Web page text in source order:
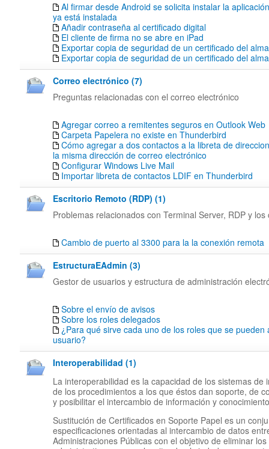
Al firmar desde Android se solicita instalar la
ya está instalada
Añadir contraseña al certificado digital
El cliente de firma no se abre en iPad
Exportar copia de seguridad de un certificado del
Exportar copia de seguridad de un certificado del
Correo electrónico (7)
Preguntas relacionadas con el correo electrónico
Agregar correo a remitentes seguros en Outlook Web
Carpeta Papelera no existe en Thunderbird
Cómo agregar a dos contactos a la libreta de
la misma dirección de correo electrónico
Configurar Windows Live Mail
Importar libreta de contactos LDIF en Thunderbird
Escritorio Remoto (RDP) (1)
Problemas relacionados con Terminal Server, RDP y los
Cambio de puerto al 3300 para la la conexión remota
EstructuraEAdmin (3)
Gestor de usuarios y estructura de administración
Sobre el envío de avisos
Sobre los roles delegados
¿Para qué sirve cada uno de los roles que se pueden
usuario?
Interoperabilidad (1)
La interoperabilidad es la capacidad de los sistemas de
de los procedimientos a los que éstos dan soporte, de
y posibilitar el intercambio de información y
Sustitución de Certificados en Soporte Papel es un
especificaciones orientadas al intercambio de datos
Administraciones Públicas con el objetivo de eliminar